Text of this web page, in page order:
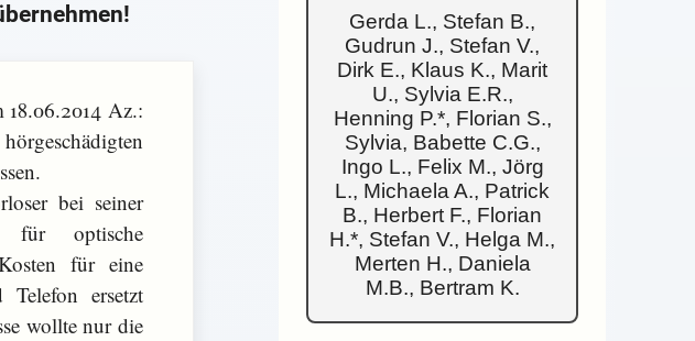
18.06.2014 Az.:
bei seiner
optische
für eine
ersetzt
wollte nur die
Gerda L., Stefan B.,
Gudrun J., Stefan V.,
Dirk E., Klaus K., Marit
U., Sylvia E.R.,
Henning P.*, Florian S.,
Sylvia, Babette C.G.,
Ingo L., Felix M., Jörg
L., Michaela A., Patrick
B., Herbert F., Florian
H.*, Stefan V., Helga M.,
Merten H., Daniela
M.B., Bertram K.